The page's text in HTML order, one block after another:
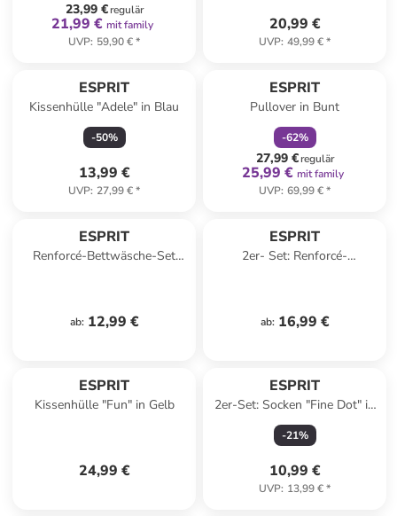
23,99 €regulär
21,99 € mit family
UVP: 59,90 €*
20,99 €
UVP: 49,99 €*
ESPRIT
Kissenhülle "Adele" in Blau
-50%
13,99 €
UVP: 27,99 €*
ESPRIT
Pullover in Bunt
-62%
27,99 €regulär
25,99 € mit family
UVP: 69,99 €*
ESPRIT
Renforcé-Bettwäsche-Set
ab: 12,99 €
ESPRIT
2er- Set: Renforcé-
ab: 16,99 €
ESPRIT
Kissenhülle "Fun" in Gelb
24,99 €
ESPRIT
2er-Set: Socken "Fine Dot" in
Weiß
-21%
10,99 €
UVP: 13,99 €*